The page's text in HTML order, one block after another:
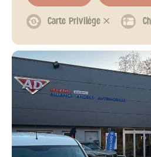
Carte Privilège 𐄂